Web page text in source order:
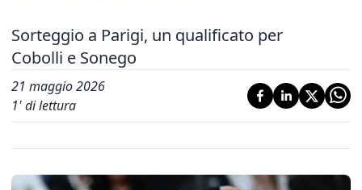
Sorteggio a Parigi, un qualificato per
Cobolli e Sonego
21 maggio 2026
1' di lettura